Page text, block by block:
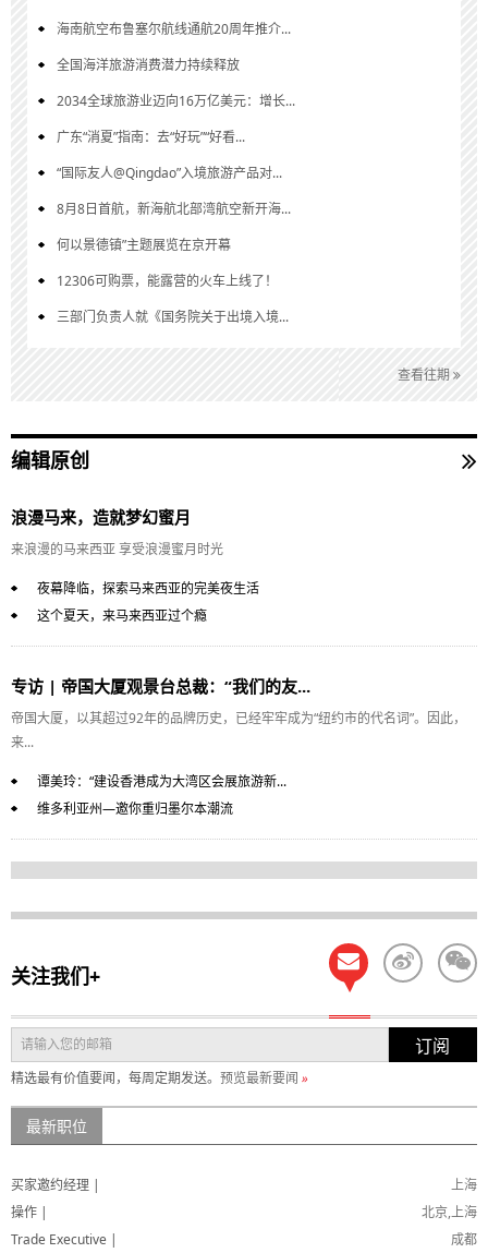
海南航空布鲁塞尔航线通航20周年推介...
全国海洋旅游消费潜力持续释放
2034全球旅游业迈向16万亿美元：增长...
广东“消夏”指南：去“好玩”“好看...
“国际友人@Qingdao”入境旅游产品对...
8月8日首航，新海航北部湾航空新开海...
何以景德镇”主题展览在京开幕
12306可购票，能露营的火车上线了！
三部门负责人就《国务院关于出境入境...
查看往期
编辑原创
浪漫马来，造就梦幻蜜月
来浪漫的马来西亚 享受浪漫蜜月时光
夜幕降临，探索马来西亚的完美夜生活
这个夏天，来马来西亚过个瘾
专访 | 帝国大厦观景台总裁：“我们的友...
帝国大厦，以其超过92年的品牌历史，已经牢牢成为“纽约市的代名词”。因此，
来...
谭美玲：“建设香港成为大湾区会展旅游新...
维多利亚州—邀你重归墨尔本潮流
关注我们+
订阅
精选最有价值要闻，每周定期发送。 预览最新要闻 »
最新职位
上海
买家邀约经理 |
北京,上海
操作 |
成都
Trade Executive |